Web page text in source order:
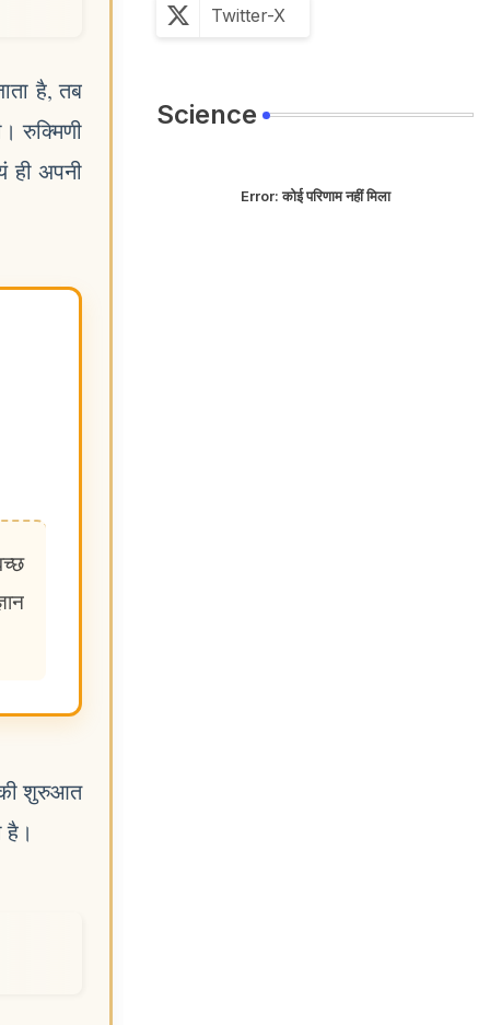
है, तब
रुक्मिणी
ही अपनी
की शुरुआत
है।
Twitter-X
Science
Error:कोई परिणाम नहीं मिला